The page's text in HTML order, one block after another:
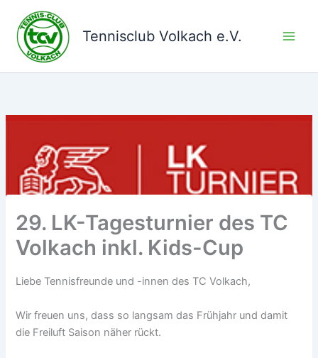
Inhalt
springen
Tennisclub Volkach e.V.
29. LK-Tagesturnier des TC
Volkach inkl. Kids-Cup
Liebe Tennisfreunde und -innen des TC Volkach,
Wir freuen uns, dass so langsam das Frühjahr und damit
die Freiluft Saison näher rückt.